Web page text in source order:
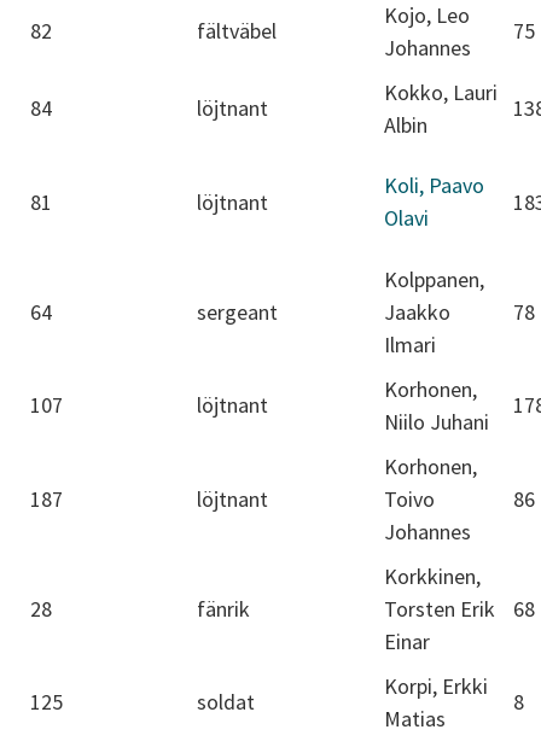
82 fältväbel
Kojo, Leo
Johannes
75
84 löjtnant
Kokko, Lauri
Albin
81 löjtnant
Koli, Paavo
Olavi
64 sergeant
Kolppanen,
Jaakko
Ilmari
78
107 löjtnant
Korhonen,
Niilo Juhani
187 löjtnant
Korhonen,
Toivo
Johannes
86
28 fänrik
Korkkinen,
Torsten Erik
Einar
68
125 soldat
Korpi, Erkki
Matias
8